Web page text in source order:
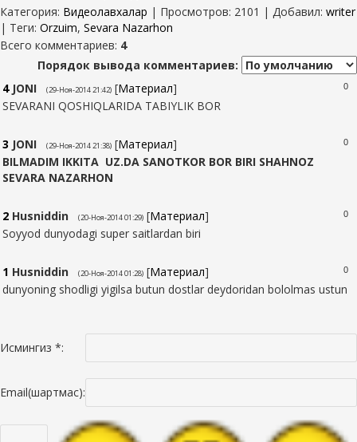
Категория: Видеолавхалар | Просмотров: 2101 | Добавил: writer
| Теги: Orzuim, Sevara Nazarhon
Всего комментариев: 4
Порядок вывода комментариев:
0
4 JONI (29-Ноя-2014 21:42) [Материал]
SEVARANI QOSHIQLARIDA TABIYLIK BOR
0
3 JONI (29-Ноя-2014 21:38) [Материал]
BILMADIM IKKITA UZ.DA SANOTKOR BOR BIRI SHAHNOZ
SEVARA NAZARHON
0
2 Husniddin (20-Ноя-2014 01:29) [Материал]
Soyyod dunyodagi super saitlardan biri
0
1 Husniddin (20-Ноя-2014 01:28) [Материал]
dunyoning shodligi yigilsa butun dostlar deydoridan bololmas ustun
Исмингиз *:
Email(шартмас):